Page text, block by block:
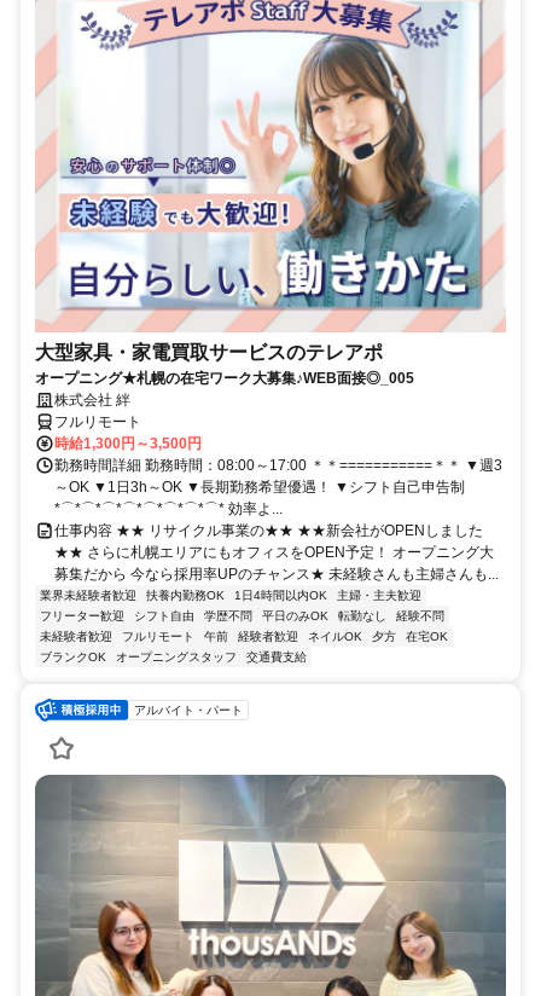
大型家具・家電買取サービスのテレアポ
オープニング★札幌の在宅ワーク大募集♪WEB面接◎_005
株式会社 絆
フルリモート
時給1,300円～3,500円
勤務時間詳細 勤務時間：08:00～17:00 ＊＊===========＊＊ ▼週3
～OK ▼1日3h～OK ▼長期勤務希望優遇！ ▼シフト自己申告制
*⌒*⌒*⌒*⌒*⌒*⌒*⌒*⌒* 効率よ...
仕事内容 ★★ リサイクル事業の★★ ★★新会社がOPENしました
★★ さらに札幌エリアにもオフィスをOPEN予定！ オープニング大
募集だから 今なら採用率UPのチャンス★ 未経験さんも主婦さんも...
業界未経験者歓迎 扶養内勤務OK 1日4時間以内OK
主婦・主夫歓迎
フリーター歓迎
シフト自由 学歴不問 平日のみOK 転勤なし
経験不問
未経験者歓迎
フルリモート 午前 経験者歓迎 ネイルOK 夕方
在宅OK
ブランクOK
オープニングスタッフ 交通費支給
アルバイト・パート